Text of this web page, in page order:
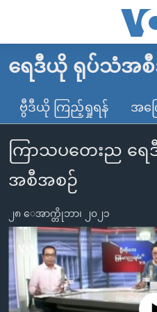
လွယ်ကူ
သည့်
Link
များ
ပင်မ
သို့
ကျော်
ကြည့်
ပင်မ
မူလစာမျက်နှာ
မြန်မာ
ကမ္ဘာ့သတင်းများ
နိုင်ငံတကာ
အမေရိကန်
အစ္စရေး-ပါလက်စတိုင်း
ဗွီဒီယို
သတင်းလွတ်လပ်ခွင့်
ရပ်ဝန်းတခု လမ်းတခု အလွန်
အင်္ဂလိပ်စာလေ့လာမယ်
အမေရိကန်သုံးအီဒီယံ
မကြေးမုံရဲ့ အင်္ဂလိပ်စာ
ရုပ်ရှင်ထဲက အင်္ဂလိပ်စာ
အပတ်စဉ်ကဏ္ဍများ
ရေဒီယို
တီဗွီ
ရေဒီယိုနှင့်ရုပ်သံ အချက်အလက်
ရေဒီယို/တီဗွီအစီအစဉ်
ရေဒီယို ရုပ်သံအ
ဗွီဒီယို ကြည့်ရှုရန် အက
ကြာသပတေးည ရ
အစီအစဉ်
၂၈ ေအာက္တိုဘာ၊ ၂၀၂၁